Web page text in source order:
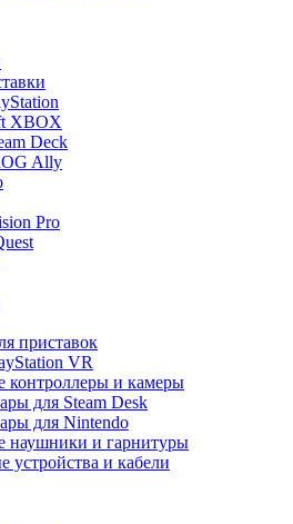
XBOX
Deck
Ally
Pro
приставок
VR
контроллеры и камеры
для Steam Desk
для Nintendo
наушники и гарнитуры
устройства и кабели